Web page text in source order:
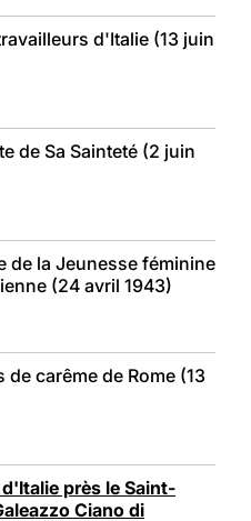
d'Italie (13 juin
de Sa Sainteté (2 juin
de la Jeunesse féminine
(24 avril 1943)
carême de Rome (13
près le Saint-
Ciano di